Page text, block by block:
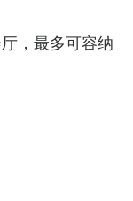
，最多可容纳